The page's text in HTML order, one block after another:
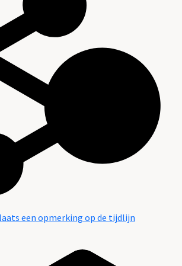
een opmerking op de tijdlijn